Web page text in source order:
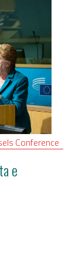
Conference
e